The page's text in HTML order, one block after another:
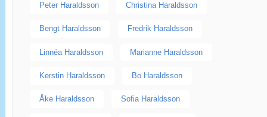
Peter Haraldsson Christina Haraldsson
Bengt Haraldsson Fredrik Haraldsson
Linnéa Haraldsson Marianne Haraldsson
Kerstin Haraldsson Bo Haraldsson
Åke Haraldsson Sofia Haraldsson